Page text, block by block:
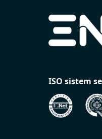
ISO sistem